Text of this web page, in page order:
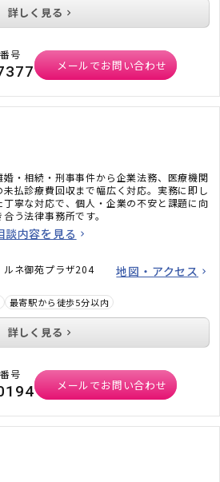
詳しく見る
号
メールでお問い合わせ
婚・相続・刑事事件から企業法務、医療機関
未払診療費回収まで幅広く対応。実務に即し
丁寧な対応で、個人・企業の不安と課題に向
合う法律事務所です。
談内容を見る
ネ御苑プラザ204 地図・アクセス
最寄駅から徒歩5分以内
詳しく見る
号
メールでお問い合わせ